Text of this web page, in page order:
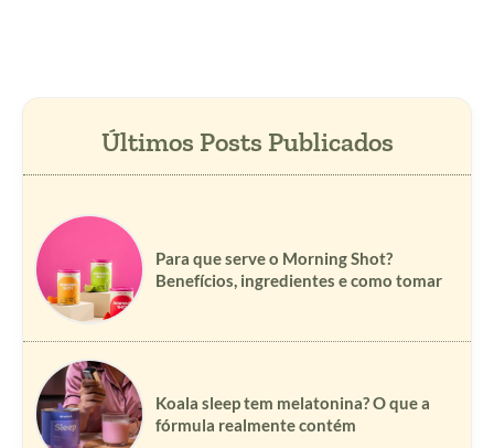
Para que serve o Morning Shot?
Benefícios, ingredientes e como tomar
Koala sleep tem melatonina? O que a
fórmula realmente contém